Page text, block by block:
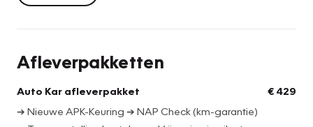
wil zeggen, lekker sportief uitgevoerd. Daarnaast zorgen
onder verschillende rijomstandigheden voor meer grip en
benadrukken nog maar eens dat we hier te maken hebben
met een regelrechte verwenauto voor bestuurder en
Afleverpakketten
Auto Kar afleverpakket
➔ Nieuwe APK-Keuring ➔ NAP Check (km-garantie)
€ 429